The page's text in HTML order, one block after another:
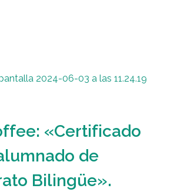
«Certificado
de
Bilingüe».